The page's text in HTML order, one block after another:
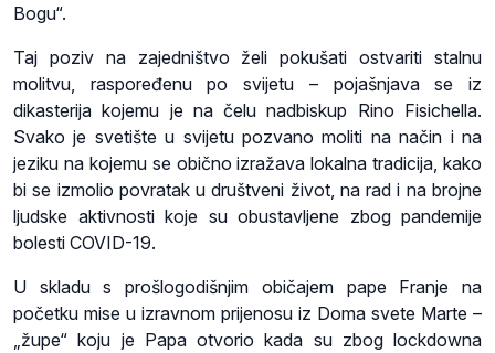
Bogu“.
Taj poziv na zajedništvo želi pokušati ostvariti stalnu
molitvu, raspoređenu po svijetu – pojašnjava se iz
dikasterija kojemu je na čelu nadbiskup Rino Fisichella.
Svako je svetište u svijetu pozvano moliti na način i na
jeziku na kojemu se obično izražava lokalna tradicija, kako
bi se izmolio povratak u društveni život, na rad i na brojne
ljudske aktivnosti koje su obustavljene zbog pandemije
bolesti COVID-19.
U skladu s prošlogodišnjim običajem pape Franje na
početku mise u izravnom prijenosu iz Doma svete Marte –
„župe“ koju je Papa otvorio kada su zbog lockdowna